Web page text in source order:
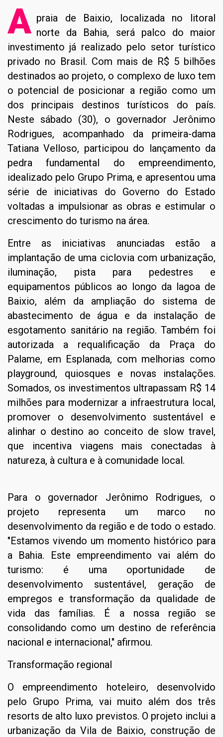
A praia de Baixio, localizada no litoral
norte da Bahia, será palco do maior
investimento já realizado pelo setor turístico
privado no Brasil. Com mais de R$ 5 bilhões
destinados ao projeto, o complexo de luxo tem
o potencial de posicionar a região como um
dos principais destinos turísticos do país.
Neste sábado (30), o governador Jerônimo
Rodrigues, acompanhado da primeira-dama
Tatiana Velloso, participou do lançamento da
pedra fundamental do empreendimento,
idealizado pelo Grupo Prima, e apresentou uma
série de iniciativas do Governo do Estado
voltadas a impulsionar as obras e estimular o
crescimento do turismo na área.
Entre as iniciativas anunciadas estão a
implantação de uma ciclovia com urbanização,
iluminação, pista para pedestres e
equipamentos públicos ao longo da lagoa de
Baixio, além da ampliação do sistema de
abastecimento de água e da instalação de
esgotamento sanitário na região. Também foi
autorizada a requalificação da Praça do
Palame, em Esplanada, com melhorias como
playground, quiosques e novas instalações.
Somados, os investimentos ultrapassam R$ 14
milhões para modernizar a infraestrutura local,
promover o desenvolvimento sustentável e
alinhar o destino ao conceito de slow travel,
que incentiva viagens mais conectadas à
natureza, à cultura e à comunidade local.
Para o governador Jerônimo Rodrigues, o
projeto representa um marco no
desenvolvimento da região e de todo o estado.
"Estamos vivendo um momento histórico para
a Bahia. Este empreendimento vai além do
turismo: é uma oportunidade de
desenvolvimento sustentável, geração de
empregos e transformação da qualidade de
vida das famílias. É a nossa região se
consolidando como um destino de referência
nacional e internacional," afirmou.
Transformação regional
O empreendimento hoteleiro, desenvolvido
pelo Grupo Prima, vai muito além dos três
resorts de alto luxo previstos. O projeto inclui a
urbanização da Vila de Baixio, construção de